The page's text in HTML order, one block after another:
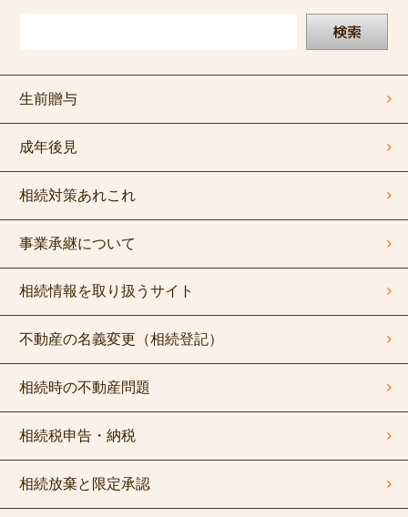
不動産の名義変更（相続登記）
相続時の不動産問題
相続税申告・納税
相続放棄と限定承認
生前贈与
成年後見
相続対策あれこれ
事業承継について
相続情報を取り扱うサイト
検索